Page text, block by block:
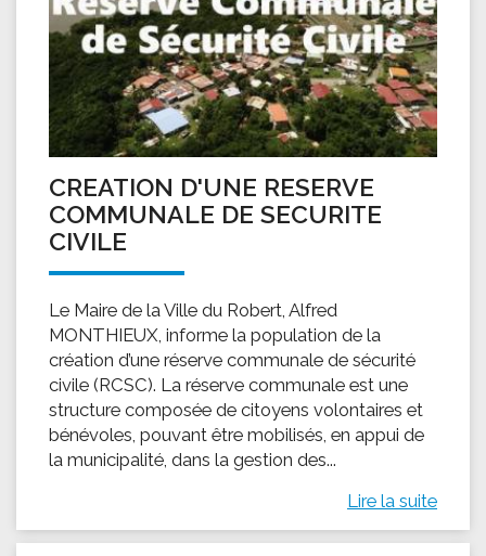
CREATION D'UNE RESERVE
COMMUNALE DE SECURITE
CIVILE
Le Maire de la Ville du Robert, Alfred
MONTHIEUX, informe la population de la
création d’une réserve communale de sécurité
civile (RCSC). La réserve communale est une
structure composée de citoyens volontaires et
bénévoles, pouvant être mobilisés, en appui de
la municipalité, dans la gestion des...
Lire la suite